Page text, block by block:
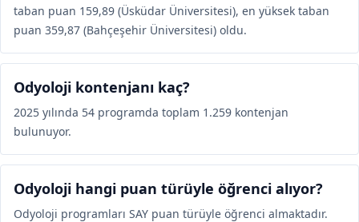
taban puan 159,89 (Üsküdar Üniversitesi), en yüksek taban
puan 359,87 (Bahçeşehir Üniversitesi) oldu.
Odyoloji kontenjanı kaç?
2025 yılında 54 programda toplam 1.259 kontenjan
bulunuyor.
Odyoloji hangi puan türüyle öğrenci alıyor?
Odyoloji programları SAY puan türüyle öğrenci almaktadır.